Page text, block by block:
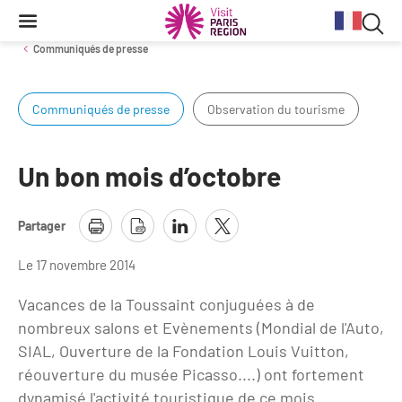
Contenu
Navigation
principale
Recherche
Conjoncture
Chiffre Spécial Covid
Profils des clientèles
Clientèle francilienne
Clientèle française
Clientèle de proximité
Aides et financements
Tourisme durable
Les Offices de Tourisme
Outils pour vos professionnels
Outils pour votre Office de Tourisme
Lettres information réseau
Services aux clientèles d'affaires
Travel Trade News
Organisez votre séminaire
Se déplacer à Paris Region
Evénements & actualités
Guide de la Destination
Destination Impressionnisme
Volontaires du Tourisme
Communiqués de presse
Communiqués de presse Observation du tourisme
Un bon mois d’octobre
Partager
Le 17 novembre 2014
Vacances de la Toussaint conjuguées à de
nombreux salons et Evènements (Mondial de l'Auto,
SIAL, Ouverture de la Fondation Louis Vuitton,
réouverture du musée Picasso....) ont fortement
dynamisé l'activité touristique de ce mois.